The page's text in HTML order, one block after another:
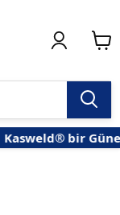
bir Güneş